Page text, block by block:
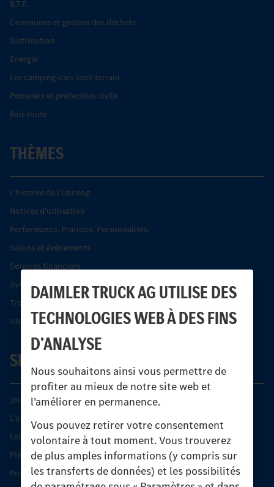
DAIMLER TRUCK AG UTILISE DES
TECHNOLOGIES WEB À DES FINS
D’ANALYSE
Nous souhaitons ainsi vous permettre de
profiter au mieux de notre site web et
l’améliorer en permanence.
Vous pouvez retirer votre consentement
volontaire à tout moment. Vous trouverez
de plus amples informations (y compris sur
les transferts de données) et les possibilités
B.T.P.
Communes et gestion des déchets
Distribution.
Énergie
Les camping-cars tout-terrain
Pompiers et protection civile
Rail-route
THÈMES
L’histoire de l’Unimog
Notices d'utilisation
Performance. Pratique. Personnalités.
Salons et événements
Services financiers
Systèmes de sécurité Econic
Trouver un partenaire
UNI-TOUCH®
SERVICE
Journées diagnostic Technique S.A.V Unimog
L'offre de services Unimog
Les produits phares
Pièces d’origine
Protection et maintien de la valeur